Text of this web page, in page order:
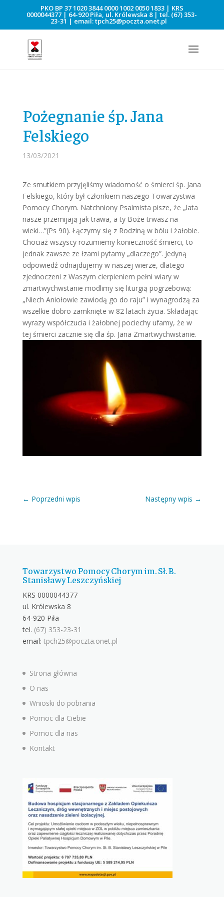
PKO BP 37 1020 3844 0000 1002 0050 1833 | KRS
0000044377 | 64-920 Piła, ul. Królewska 8 | tel. (67) 353-
23-31 | email:tpch25@poczta.onet.pl
Pożegnanie śp. Jana
Felskiego
13/03/2021
Ze smutkiem przyjęliśmy wiadomość o śmierci śp. Jana
Felskiego, który był członkiem naszego Towarzystwa
Pomocy Chorym. Natchniony Psalmista pisze, że „lata
nasze przemijają jak trawa, a ty Boże trwasz na
wieki…”(Ps 90). Łączymy się z Rodziną w bólu i żałobie.
Chociaż wszyscy rozumiemy konieczność śmierci, to
jednak zawsze ze łzami pytamy „dlaczego”. Jedyną
odpowiedź odnajdujemy w naszej wierze, dlatego
zjednoczeni z Waszym cierpieniem pełni wiary w
zmartwychwstanie modlimy się liturgią pogrzebową:
„Niech Aniołowie zawiodą go do raju” i wynagrodzą za
wszelkie dobro zamknięte w 82 latach życia. Składając
wyrazy współczucia i żałobnej pociechy ufamy, że w
tej śmierci zacznie się dla śp. Jana Zmartwychwstanie.
← Poprzedni wpis Następny wpis →
Towarzystwo Pomocy Chorym im. Sł. B.
Stanisławy Leszczyńskiej
KRS 0000044377
ul. Królewska 8
64-920 Piła
tel. (67) 353-23-31
email: tpch25@poczta.onet.pl
Strona główna
O nas
Wnioski do pobrania
Pomoc dla Ciebie
Pomoc dla nas
Kontakt